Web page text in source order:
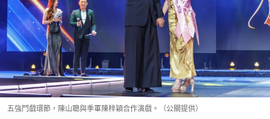
五強鬥戲環節，陳山聰與季軍陳梓穎合作演戲。（公關提供）